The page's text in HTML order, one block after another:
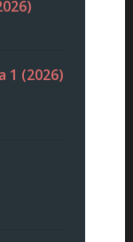
1 (2026)